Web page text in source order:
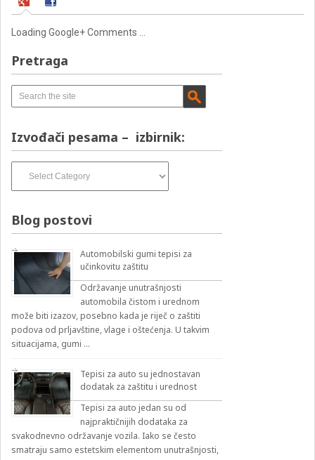
Loading Google+ Comments ...
Pretraga
Izvođači pesama – izbirnik:
pesama
Blog postovi
Automobilski gumi tepisi za
učinkovitu zaštitu
Održavanje unutrašnjosti
automobila čistom i urednom
može biti izazov, posebno kada je riječ o zaštiti
podova od prljavštine, vlage i oštećenja. U takvim
situacijama, gumi …
Tepisi za auto su jednostavan
dodatak za zaštitu i urednost
Tepisi za auto jedan su od
najpraktičnijih dodataka za
svakodnevno održavanje vozila. Iako se često
smatraju samo estetskim elementom unutrašnjosti,